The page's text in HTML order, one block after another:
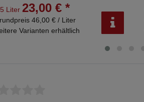
Liter 23,00 € *
46,00 € / Liter
Varianten erhältlich